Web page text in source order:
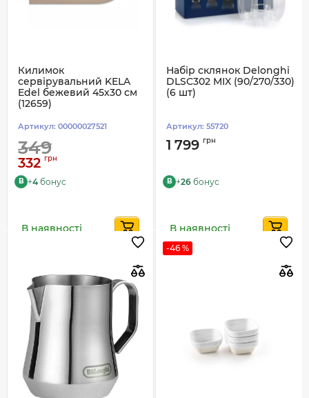
Килимок
сервірувальний KELA
Edel бежевий 45х30 см
(12659)
Артикул: 00000027521
349
332 грн
B +4 бонус
В наявності
Набір склянок Delonghi
DLSC302 MIX (90/270/330)
(6 шт)
Артикул: 55720
1 799 грн
B +26 бонус
В наявності
-46 %